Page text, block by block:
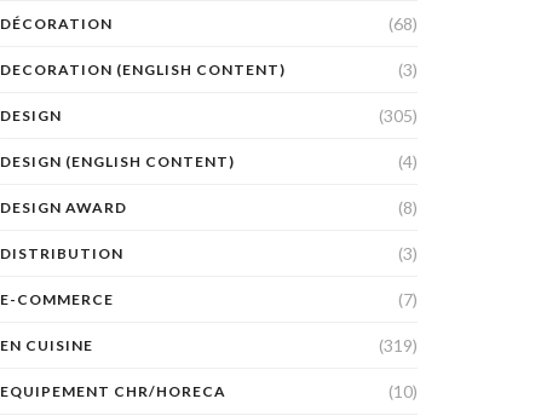
DÉCORATION (68)
DECORATION (ENGLISH CONTENT) (3)
DESIGN (305)
DESIGN (ENGLISH CONTENT) (4)
DESIGN AWARD (8)
DISTRIBUTION (3)
E-COMMERCE (7)
EN CUISINE (319)
EQUIPEMENT CHR/HORECA (10)